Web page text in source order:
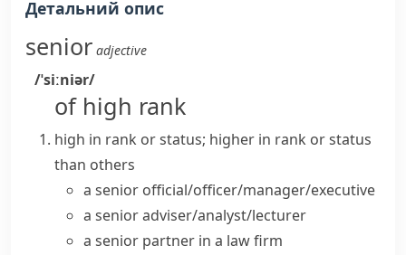
Детальний опис
senior adjective
/ˈsiːniər/
of high rank
high in rank or status; higher in rank or status
than others
a senior official/officer/manager/executive
a senior adviser/analyst/lecturer
a senior partner in a law firm